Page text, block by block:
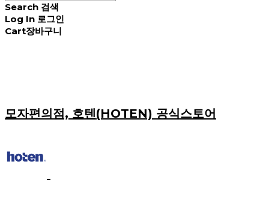
Search 검색
Log In 로그인
Cart장바구니
모자편의점, 호텐(HOTEN) 공식스토어